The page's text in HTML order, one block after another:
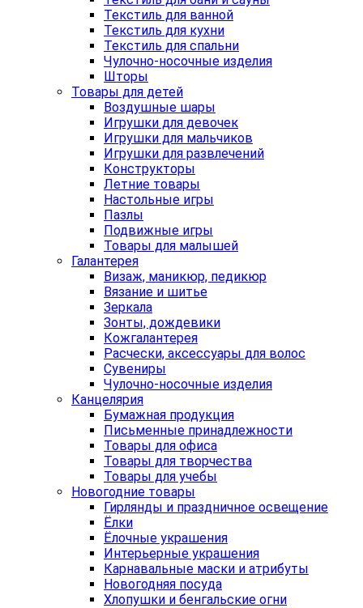
Текстиль для ванной
Текстиль для кухни
Текстиль для спальни
Чулочно-носочные изделия
Шторы
Товары для детей
Воздушные шары
Игрушки для девочек
Игрушки для мальчиков
Игрушки для развлечений
Конструкторы
Летние товары
Настольные игры
Пазлы
Подвижные игры
Товары для малышей
Галантерея
Визаж, маникюр, педикюр
Вязание и шитье
Зеркала
Зонты, дождевики
Кожгалантерея
Расчески, аксессуары для волос
Сувениры
Чулочно-носочные изделия
Канцелярия
Бумажная продукция
Письменные принадлежности
Товары для офиса
Товары для творчества
Товары для учебы
Новогодние товары
Гирлянды и праздничное освещение
Ёлки
Ёлочные украшения
Интерьерные украшения
Карнавальные маски и атрибуты
Новогодняя посуда
Хлопушки и бенгальские огни